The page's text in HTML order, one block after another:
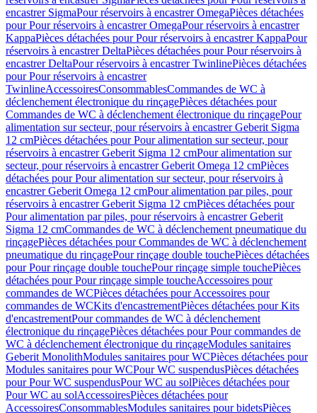
encastrer SigmaPour réservoirs à encastrer OmegaPièces détachées
pour Pour réservoirs à encastrer OmegaPour réservoirs à encastrer
KappaPièces détachées pour Pour réservoirs à encastrer KappaPour
réservoirs à encastrer DeltaPièces détachées pour Pour réservoirs à
encastrer DeltaPour réservoirs à encastrer TwinlinePièces détachées
pour Pour réservoirs à encastrer
TwinlineAccessoiresConsommablesCommandes de WC à
déclenchement électronique du rinçagePièces détachées pour
Commandes de WC à déclenchement électronique du rinçagePour
alimentation sur secteur, pour réservoirs à encastrer Geberit Sigma
12 cmPièces détachées pour Pour alimentation sur secteur, pour
réservoirs à encastrer Geberit Sigma 12 cmPour alimentation sur
secteur, pour réservoirs à encastrer Geberit Omega 12 cmPièces
détachées pour Pour alimentation sur secteur, pour réservoirs à
encastrer Geberit Omega 12 cmPour alimentation par piles, pour
réservoirs à encastrer Geberit Sigma 12 cmPièces détachées pour
Pour alimentation par piles, pour réservoirs à encastrer Geberit
Sigma 12 cmCommandes de WC à déclenchement pneumatique du
rinçagePièces détachées pour Commandes de WC à déclenchement
pneumatique du rinçagePour rinçage double touchePièces détachées
pour Pour rinçage double touchePour rinçage simple touchePièces
détachées pour Pour rinçage simple toucheAccessoires pour
commandes de WCPièces détachées pour Accessoires pour
commandes de WCKits d'encastrementPièces détachées pour Kits
d'encastrementPour commandes de WC à déclenchement
électronique du rinçagePièces détachées pour Pour commandes de
WC à déclenchement électronique du rinçageModules sanitaires
Geberit MonolithModules sanitaires pour WCPièces détachées pour
Modules sanitaires pour WCPour WC suspendusPièces détachées
pour Pour WC suspendusPour WC au solPièces détachées pour
Pour WC au solAccessoiresPièces détachées pour
AccessoiresConsommablesModules sanitaires pour bidetsPièces